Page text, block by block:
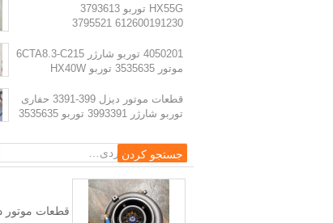
HX55G توربو 3793613
612600191230 3795521
4050201 توربو شارژر 6CTA8.3-C215
موتور 3535635 توربو HX40W
قطعات موتور دیزل 399-3391 حفاری
توربو شارژر 3993391 توربو 3535635